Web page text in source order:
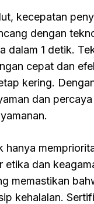
kecepatan
dengan
dalam 1 detik.
cepat dan
kering.
dan
hanya
etika dan
memastikan
kehalalan.